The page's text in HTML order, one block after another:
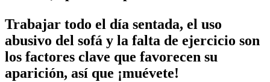
Trabajar todo el día sentada, el uso
abusivo del sofá y la falta de ejercicio son
los factores clave que favorecen su
aparición, así que ¡muévete!